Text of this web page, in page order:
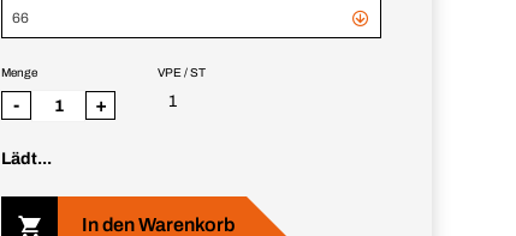
66
VPE / ST
1
Menge
- +
Lädt...
In den Warenkorb